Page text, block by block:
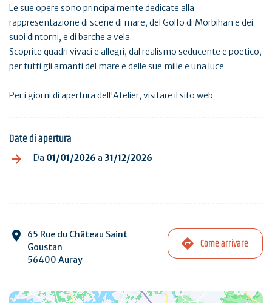
Le sue opere sono principalmente dedicate alla
rappresentazione di scene di mare, del Golfo di Morbihan e dei
suoi dintorni, e di barche a vela.
Scoprite quadri vivaci e allegri, dal realismo seducente e poetico,
per tutti gli amanti del mare e delle sue mille e una luce.
Per i giorni di apertura dell'Atelier, visitare il sito web
Date di apertura
Da 01/01/2026 a 31/12/2026
65 Rue du Château Saint
Goustan
56400 Auray
Come arrivare